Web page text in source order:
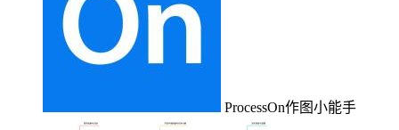
ProcessOn作图小能手